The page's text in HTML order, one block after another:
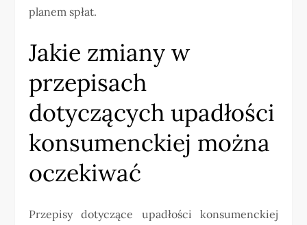
planem spłat.
Jakie zmiany w
przepisach
dotyczących upadłości
konsumenckiej można
oczekiwać
Przepisy dotyczące upadłości konsumenckiej